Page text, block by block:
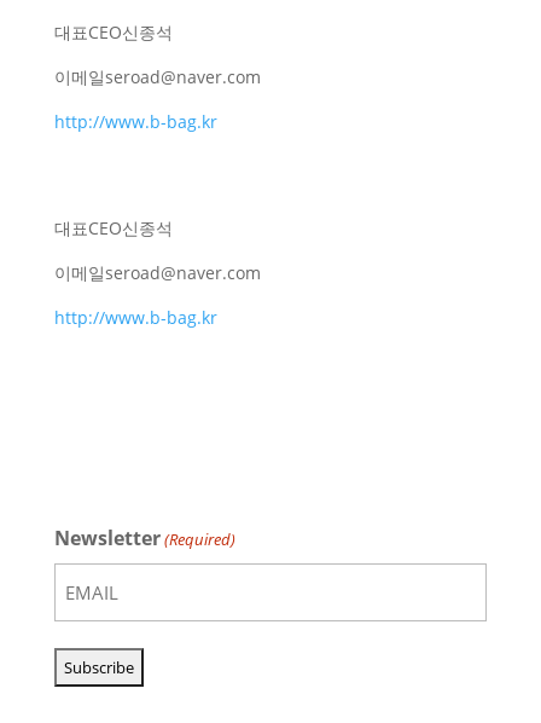
대표CEO신종석
이메일seroad@naver.com
http://www.b-bag.kr
대표CEO신종석
이메일seroad@naver.com
http://www.b-bag.kr
Newsletter(Required)